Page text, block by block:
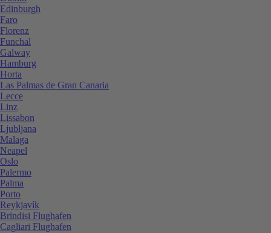
Edinburgh
Faro
Florenz
Funchal
Galway
Hamburg
Horta
Las Palmas de Gran Canaria
Lecce
Linz
Lissabon
Ljubljana
Malaga
Neapel
Oslo
Palermo
Palma
Porto
Reykjavík
Brindisi Flughafen
Cagliari Flughafen